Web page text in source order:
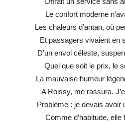
Le confort moderne
Les chaleurs d’antan, où
Et passagers vivaient en
D’un envol céleste,
Quel que soit le prix, le
La mauvaise humeur
A Roissy, me rassura.
Problème : je devais avoir
Comme d’habitude, elle